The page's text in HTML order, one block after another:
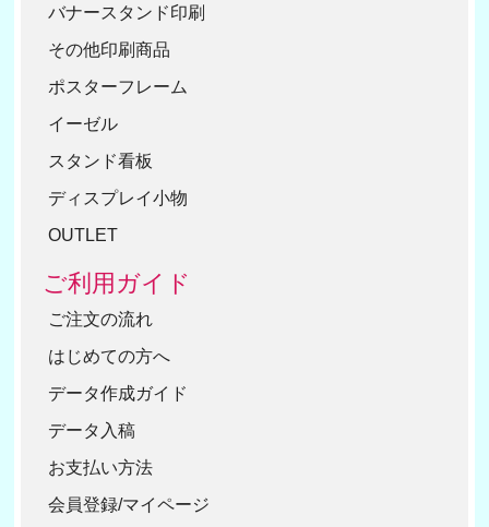
バナースタンド印刷
その他印刷商品
ポスターフレーム
イーゼル
スタンド看板
ディスプレイ小物
OUTLET
ご利用ガイド
ご注文の流れ
はじめての方へ
データ作成ガイド
データ入稿
お支払い方法
会員登録/マイページ